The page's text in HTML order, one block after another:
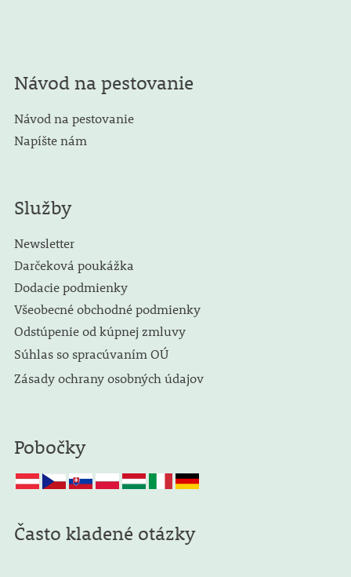
Návod na pestovanie
Návod na pestovanie
Napíšte nám
Služby
Newsletter
Darčeková poukážka
Dodacie podmienky
Všeobecné obchodné podmienky
Odstúpenie od kúpnej zmluvy
Súhlas so spracúvaním OÚ
Zásady ochrany osobných údajov
Pobočky
Často kladené otázky